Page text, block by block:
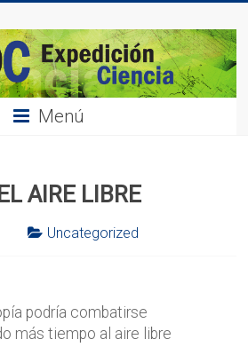
Menú
AIRE LIBRE
Uncategorized
podría combatirse
más tiempo al aire libre